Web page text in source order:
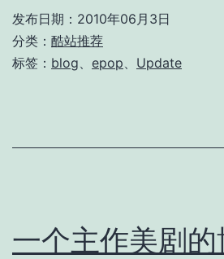
发布日期： 2010年06月3日
分类： 酷站推荐
标签： blog epop Update
一个主作美剧的